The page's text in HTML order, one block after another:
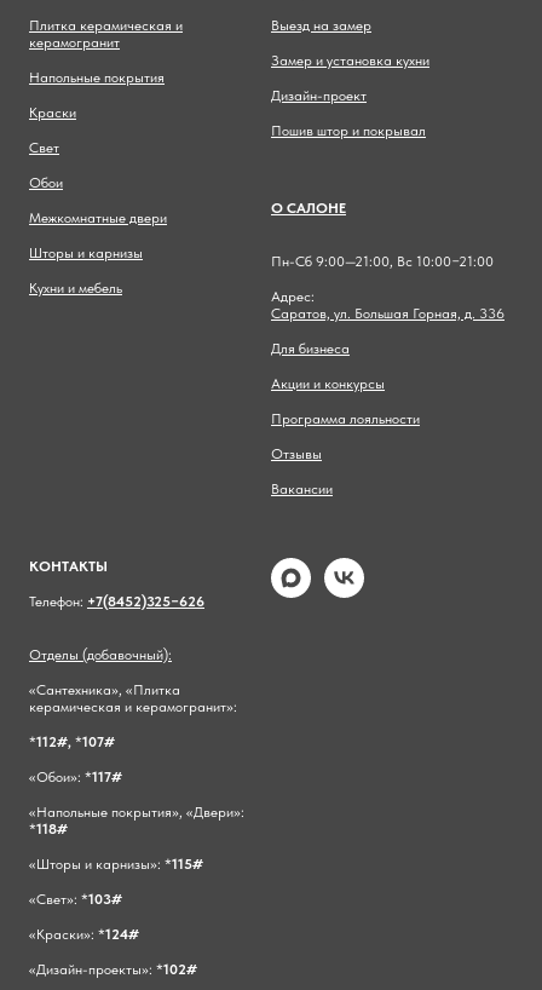
Плитка керамическая и
керамогранит
Напольные покрытия
Краски
Свет
Обои
Межкомнатные двери
Шторы и карнизы
Кухни и мебель
Выезд на замер
Замер и установка кухни
Дизайн-проект
Пошив штор и покрывал
О САЛОНЕ
Пн-Сб 9:00—21:00, Вс 10:00−21:00
Адрес:
Саратов, ул. Большая Горная, д. 336
Для бизнеса
Акции и конкурсы
Программа лояльности
Отзывы
Вакансии
КОНТАКТЫ
Телефон: +7(8452)325−626
Отделы (добавочный):
«Сантехника», «Плитка
керамическая и керамогранит»:
*112#, *107#
«Обои»: *117#
«Напольные покрытия», «Двери»:
*118#
«Шторы и карнизы»: *115#
«Свет»: *103#
«Краски»: *124#
«Дизайн-проекты»: *102#